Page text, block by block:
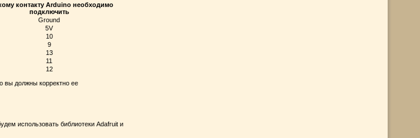
контакту Arduino необходимо
подключить
Ground
5V
10
9
13
11
12
вы должны корректно ее
использовать библиотеки Adafruit и